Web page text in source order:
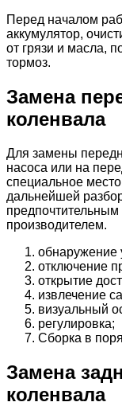
Перед началом
аккумулятор,
от грязи и масла,
тормоз.
Замена
коленвала
Для замены
насоса или на
специальное
дальнейшей
производителем.
обнаружение
отключение
открытие
извлечение
визуальный
регулировка;
Сборка в
Замена
коленвала